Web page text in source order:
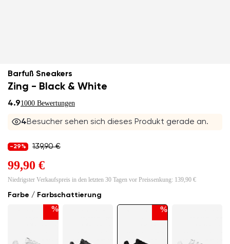
Barfuß Sneakers
Zing - Black & White
4.91000 Bewertungen
4Besucher sehen sich dieses Produkt gerade an.
Farbe / Farbschattierung
% %
-29% 139,90 €
99,90 €
Niedrigster Verkaufspreis in den letzten 30 Tagen vor Preissenkung: 139,90 €